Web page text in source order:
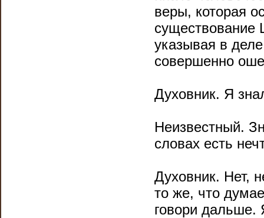
веры, которая
существование
указывая в
совершенно
Духовник. Я
Неизвестный.
словах есть
Духовник. Нет,
то же, что
говори